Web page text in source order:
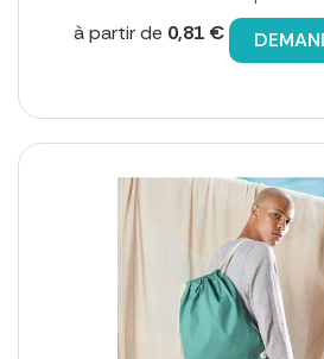
à partir de 0,81 €